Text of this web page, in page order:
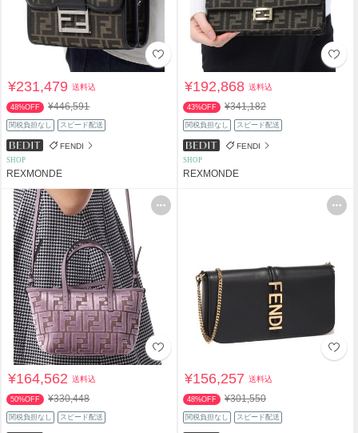
¥231,479送料込
48%OFF ¥446,591
関税負担なし スピード配送
FENDI
SHOP
REXMONDE
¥192,868送料込
43%OFF ¥341,182
関税負担なし スピード配送
FENDI
SHOP
REXMONDE
¥164,562送料込
50%OFF ¥330,448
関税負担なし スピード配送
¥156,257送料込
48%OFF ¥301,550
関税負担なし スピード配送